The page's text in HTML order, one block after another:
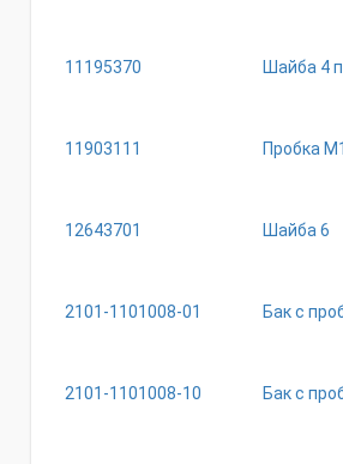
11195370 Шайба 4
11903111 Пробка
12643701 Шайба 6
2101-1101008-01 Бак с
2101-1101008-10 Бак с